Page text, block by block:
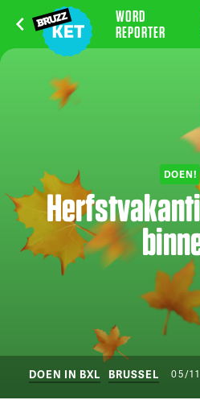
WORD
REPORTER
DOEN!
DOEN IN BXL BRUSSEL 05/